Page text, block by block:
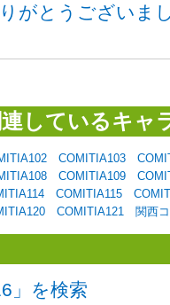
がとうございま
連しているキャ
COMITIA103
COMITIA109
COMITIA115
COMITIA121 関西
」を検索